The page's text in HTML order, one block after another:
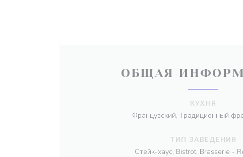
ОБЩАЯ
КУХНЯ
Французский, Традиционный
ТИП ЗАВЕДЕНИЯ
Стейк-хаус, Bistrot, Brasserie -